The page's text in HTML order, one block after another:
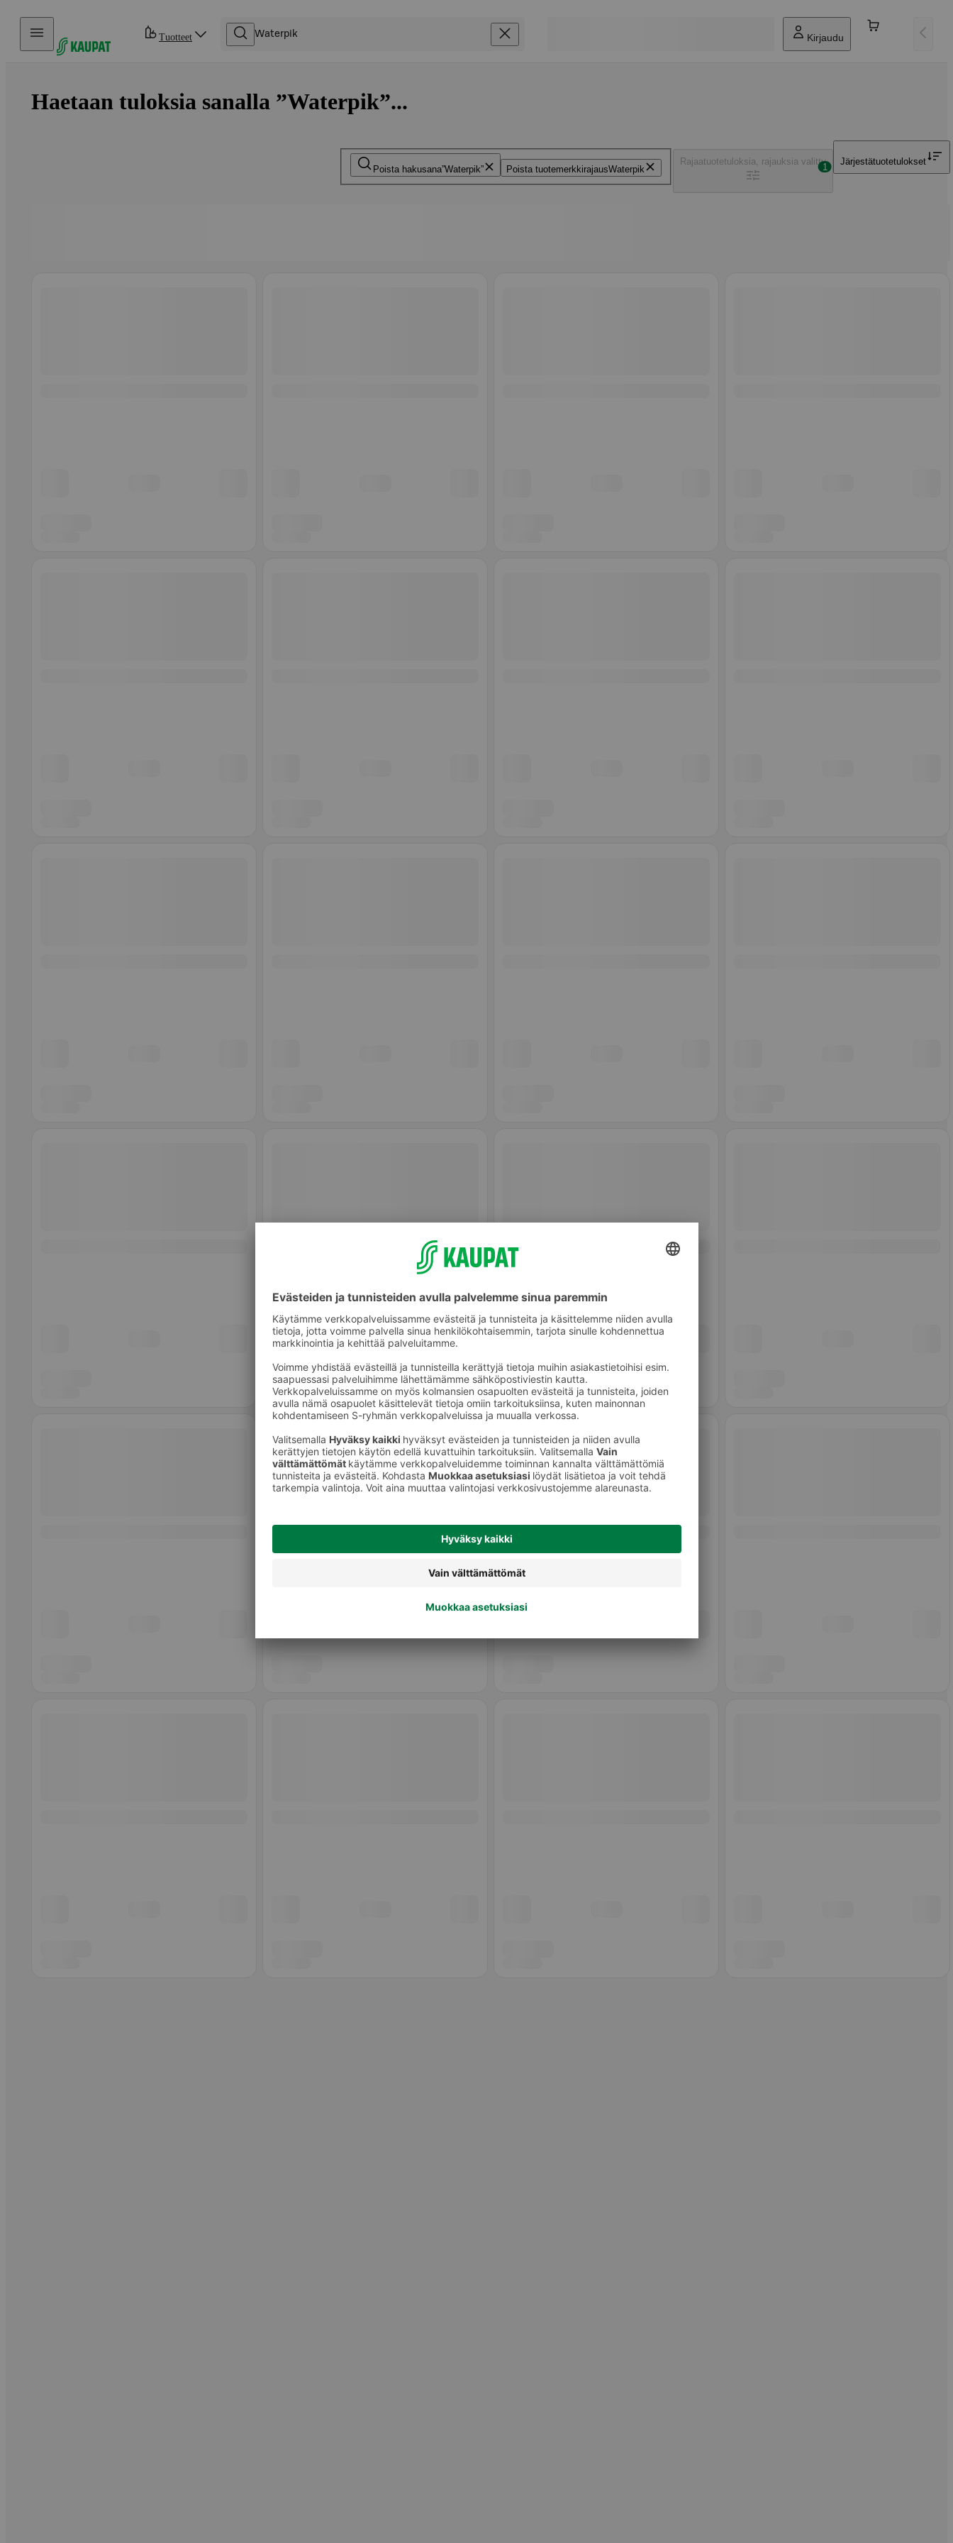
Hyppää sisältöön
Tuotteet Kirjaudu
Haetaan tuloksia sanalla ”Waterpik”...
Poista hakusana Waterpik Poista tuotemerkkirajausWaterpik
Rajaatuotetuloksia, rajauksia valittu
1
Järjestätuotetulokset